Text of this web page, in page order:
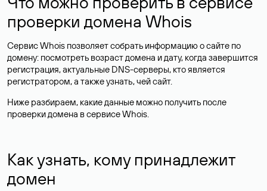
проверки домена Whois
Сервис Whois позволяет собрать информацию о сайте по
домену: посмотреть возраст домена и дату, когда завершится
регистрация, актуальные DNS-серверы, кто является
регистратором, а также узнать, чей сайт.
Ниже разбираем, какие данные можно получить после
проверки домена в сервисе Whois.
Как узнать, кому принадлежит
домен